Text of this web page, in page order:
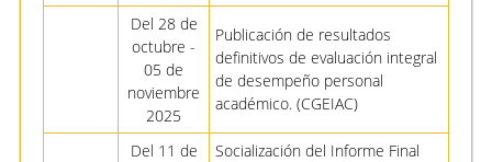
Del 28 de
octubre -
05 de
noviembre
2025
Publicación de resultados
definitivos de evaluación integral
de desempeño personal
académico. (CGEIAC)
Del 11 de
Socialización del Informe Final